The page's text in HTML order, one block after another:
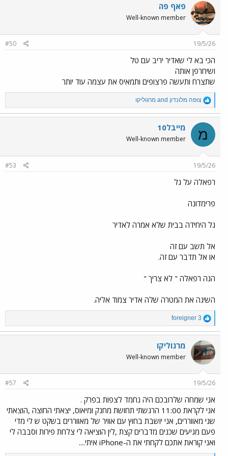
t
i
n
s
פאף פה
Well-known member
19/5/26
#50
הכי בא לי שאדיר יריב עם טל
ושיחרפן אותה
שתצרח ותעשה פרצופים ותמאיס את עצמה עוד יותר
R
e
a
c
t
o
s
צופה מלונדון מרגוליקו
מ מייבל10
Well-known member
19/5/26
#53
רפאלה על גל
פרימדונה
גל היחידה בבית שלא אמרה לאדיר
אל תשב עם זה
או אל תדבר עם זה.
הנה רפאלה " לא צריך "
השיגה את המטרה שלה אדיר צמוד אליה.
R
e
a
c
t
i
o
s
foreigner 3
מרגוליקו
Well-known member
19/5/26
#57
‏אני שמחה שלרובכם היה נחמד לצפות בפרק .
אני לקראת 11:00 הרגשתי תחושת מחנק ומיאוס, יצאתי החוצה ,הוצאתי
שני מאווררים, אני יושבת בחוץ עם אוויר של מאווררים בשקט ש לי מדי
פעם מגיעים שכנים מדברים קצת ,לין הוציאה לי צלחת פירות וסבבה לי
ואני קוראת אתכם לקחתי את ה-iPhone איתי....